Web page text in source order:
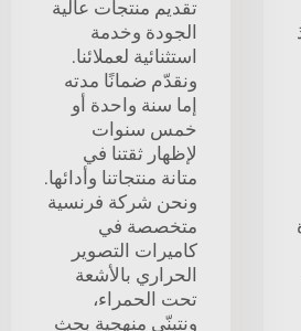
تقديم منتجات عالية
الجودة وخدمة
استثنائية لعملائنا.
ونقدّم ضمانًا مدته
إما سنة واحدة أو
خمس سنوات
لإظهار ثقتنا في
متانة منتجاتنا وأدائها.
ونحن شركة فرنسية
متخصصة في
كاميرات التصوير
الحراري بالأشعة
تحت الحمراء،
ونتبنّى منهجية بحث